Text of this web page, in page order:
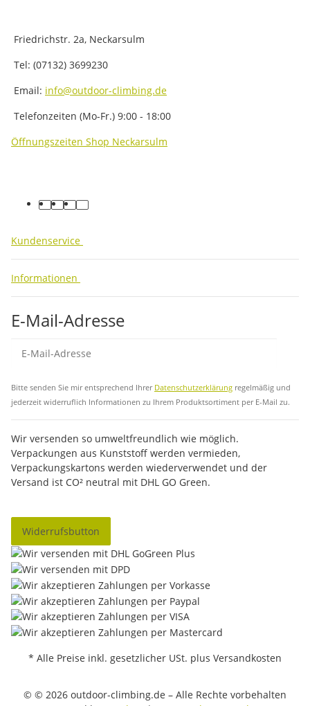
Friedrichstr. 2a, Neckarsulm
Tel: (07132) 3699230
Email: info@outdoor-climbing.de
Telefonzeiten (Mo-Fr.) 9:00 - 18:00
Öffnungszeiten Shop Neckarsulm
facebook
youtube
instagram
tiktok
Kundenservice
Informationen
E-Mail-Adresse
Bitte senden Sie mir entsprechend Ihrer Datenschutzerklärung regelmäßig und
jederzeit widerruflich Informationen zu Ihrem Produktsortiment per E-Mail zu.
Wir versenden so umweltfreundlich wie möglich.
Verpackungen aus Kunststoff werden vermieden,
Verpackungskartons werden wiederverwendet und der
Versand ist CO² neutral mit DHL GO Green.
Widerrufsbutton
* Alle Preise inkl. gesetzlicher USt. plus Versandkosten
© © 2026 outdoor-climbing.de – Alle Rechte vorbehalten